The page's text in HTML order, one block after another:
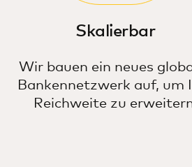
Skalierbar
Wir bauen ein neues
Bankennetzwerk auf, um
Reichweite zu